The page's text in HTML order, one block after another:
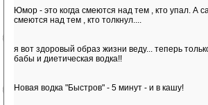
Юмор - это когда смеются над тем , кто упал. А
смеются над тем , кто толкнул....
я вот здоровый образ жизни веду... теперь
бабы и диетическая водка!!
Новая водка "Быстров" - 5 минут - и в кашу!